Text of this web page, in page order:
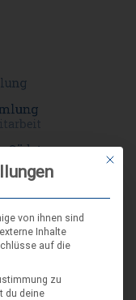
2026
Mit
von ihnen sind
Inhalte
auf die
zu
du deine